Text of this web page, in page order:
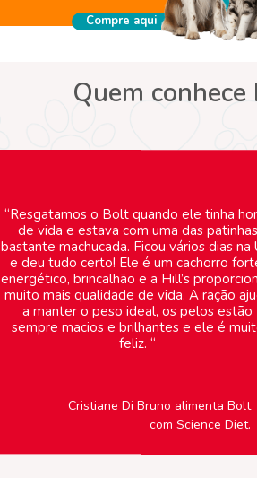
Compre aqui
Quem
“Resgatamos o Bolt quando ele tinha
de vida e estava com uma das patinhas
bastante machucada. Ficou vários dias na
e deu tudo certo! Ele é um cachorro
energético, brincalhão e a Hill’s
muito mais qualidade de vida. A ração
a manter o peso ideal, os pelos estão
sempre macios e brilhantes e ele é
feliz. “
Cristiane Di Bruno alimenta Bolt
com Science Diet.